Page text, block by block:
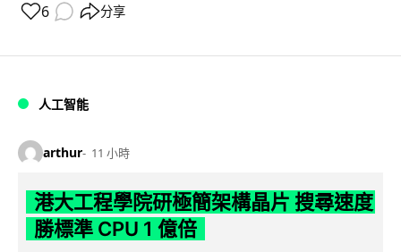
6 分享
人工智能
arthur 11 小時
港大工程學院研極簡架構晶片 搜尋速度
勝標準 CPU 1 億倍